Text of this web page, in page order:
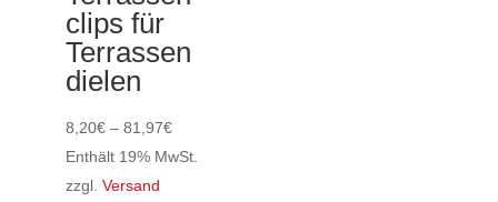
clips für
Terrassen
dielen
8,20€ – 81,97€Preisspanne:
8,20€
Enthält 19% MwSt.
zzgl. Versand